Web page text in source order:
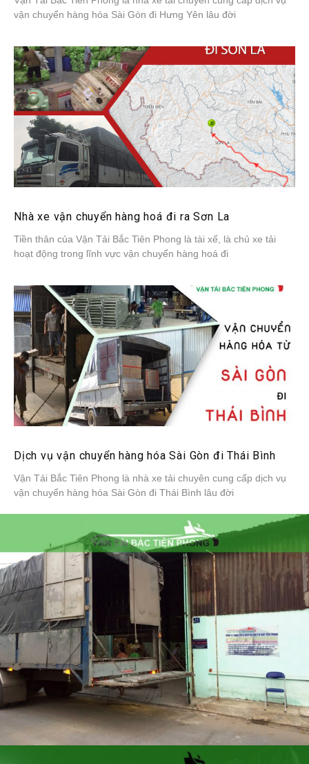
vận chuyển hàng hóa Sài Gòn đi Hưng Yên lâu đời
Nhà xe vận chuyển hàng hoá đi ra Sơn La
Tiền thân của Vận Tải Bắc Tiên Phong là tài xế, là chủ xe tải
hoạt động trong lĩnh vực vận chuyển hàng hoá đi
Dịch vụ vận chuyển hàng hóa Sài Gòn đi Thái Bình
Vận Tải Bắc Tiên Phong là nhà xe tải chuyên cung cấp dịch vụ
vận chuyển hàng hóa Sài Gòn đi Thái Bình lâu đời